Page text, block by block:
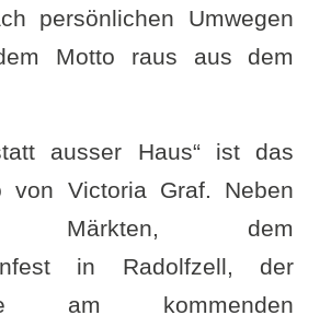
persönlichen Umwegen
Motto raus aus dem
ausser Haus“ ist das
von Victoria Graf. Neben
Märkten, dem
in Radolfzell, der
am kommenden